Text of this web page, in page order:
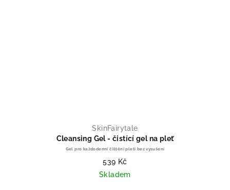
SkinFairytale
Cleansing Gel - čistící gel na pleť
Gel pro každodenní čištění pleti bez vysušení
539 Kč
Skladem